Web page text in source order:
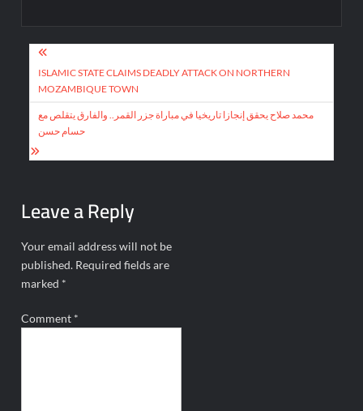
Post
navigation
ISLAMIC STATE CLAIMS DEADLY ATTACK ON NORTHERN
MOZAMBIQUE TOWN
محمد صلاح يحقق إنجازا تاريخيا في مباراة جزر القمر.. والفارق يتقلص مع
حسام حسن
Leave a Reply
Your email address will not be
published. Required fields are
marked *
Comment *